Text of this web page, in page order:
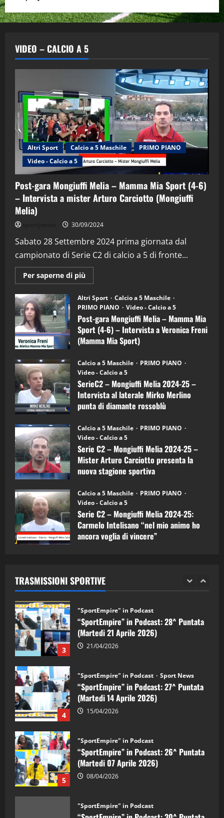
VIDEO – CALCIO A 5
Altri Sport Calcio a 5 Maschile
PRIMO PIANO
Video - Calcio a 5
Post-gara Mongiuffi Melia – Mamma Mia Sport (4-6)
– Intervista a mister Arturo Carciotto (Mongiuffi
Melia)
30/09/2024
Sabato 28 Settembre 2024 prima giornata dal
campionato di Serie C2 di calcio a 5 di fronte...
Per saperne di più
informazioni
Post-
gara
Mongiuffi
Melia
–
Mamma
Mia
Sport
6)
–
Intervista
a
mister
Arturo
Carciotto
(Mongiuffi
Altri Sport
Calcio a 5 Maschile
PRIMO PIANO
Video - Calcio a 5
Post-gara Mongiuffi Melia – Mamma Mia
Sport (4-6) – Intervista a Veronica Freni
(Mamma Mia Sport)
Calcio a 5 Maschile
PRIMO PIANO
Video - Calcio a 5
SerieC2 – Mongiuffi Melia 2024-25 –
Intervista al laterale Mirko Merlino
punta di diamante rossoblù
Calcio a 5 Maschile
PRIMO PIANO
Video - Calcio a 5
Serie C2 – Mongiuffi Melia 2024-25 –
Mister Arturo Carciotto presenta la
nuova stagione sportiva
Calcio a 5 Maschile
PRIMO PIANO
Video - Calcio a 5
Serie C2 – Mongiuffi Melia 2024-25:
Carmelo Intelisano “nel mio animo ho
ancora voglia di vincere”
TRASMISSIONI SPORTIVE
2
“SportEmpire” in Podcast: 29^ Puntata
(Martedi 28 Aprile 2026)
28/04/2026
3
"SportEmpire" in Podcast
“SportEmpire” in Podcast: 28^ Puntata
(Martedi 21 Aprile 2026)
21/04/2026
4
“SportEmpire” in Podcast: 27^ Puntata
(Martedi 14 Aprile 2026)
15/04/2026
5
“SportEmpire” in Podcast: 26^ Puntata
(Martedi 07 Aprile 2026)
08/04/2026
1
“SportEmpire” in Podcast: 30^ Puntata
(Martedi 05 Maggio 2026)
08/05/2026
2 28/04/2026
3
"SportEmpire" in Podcast
“SportEmpire” in Podcast: 28^ Puntata
(Martedi 21 Aprile 2026)
21/04/2026
4
"SportEmpire" in Podcast Sport News
“SportEmpire” in Podcast: 27^ Puntata
(Martedi 14 Aprile 2026)
15/04/2026
5
"SportEmpire" in Podcast
“SportEmpire” in Podcast: 26^ Puntata
(Martedi 07 Aprile 2026)
08/04/2026
"SportEmpire" in Podcast